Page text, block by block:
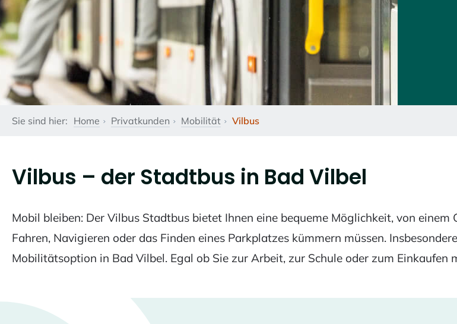
Sie sind hier: Home Privatkunden Mobilität Vilbus
Vilbus – der Stadtbus in Bad Vilbel
Mobil bleiben: Der Vilbus Stadtbus bietet Ihnen eine bequeme Möglichkeit, von
Fahren, Navigieren oder das Finden eines Parkplatzes kümmern müssen.
Mobilitätsoption in Bad Vilbel. Egal ob Sie zur Arbeit, zur Schule oder zum